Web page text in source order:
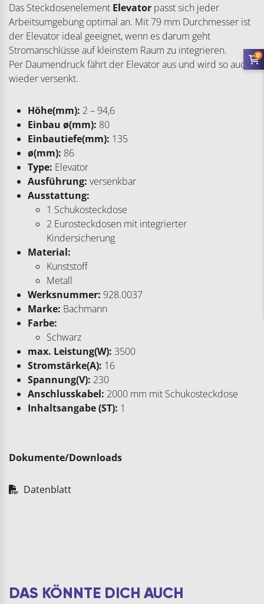
Das Steckdosenelement Elevator passt sich jeder
Arbeitsumgebung optimal an. Mit 79 mm Durchmesser ist
der Elevator ideal geeignet, wenn es darum geht
Stromanschlüsse auf kleinstem Raum zu integrieren.
Per Daumendruck fährt der Elevator aus und wird so auch
wieder versenkt.
Höhe(mm): 2 – 94,6
Einbau ø(mm): 80
Einbautiefe(mm): 135
ø(mm): 86
Type: Elevator
Ausführung: versenkbar
Ausstattung:
1 Schukosteckdose
2 Eurosteckdosen mit integrierter
Kindersicherung
Material:
Kunststoff
Metall
Werksnummer: 928.0037
Marke: Bachmann
Farbe:
Schwarz
max. Leistung(W): 3500
Stromstärke(A): 16
Spannung(V): 230
Anschlusskabel: 2000 mm mit Schukosteckdose
Inhaltsangabe (ST): 1
Dokumente/Downloads
Datenblatt
DAS KÖNNTE DICH AUCH
0